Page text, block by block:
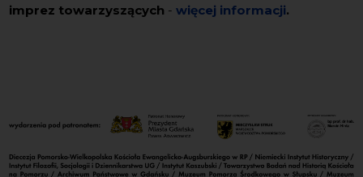
imprez towarzyszących -więcej informacji.